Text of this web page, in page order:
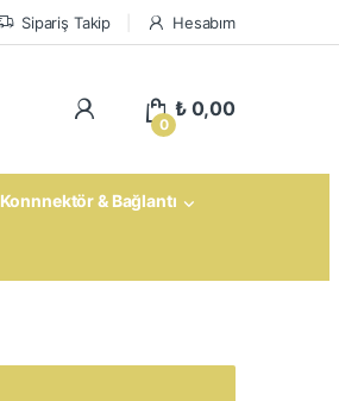
Sipariş Takip Hesabım
My Account
0
₺0,00
Konnnektör & Bağlantı